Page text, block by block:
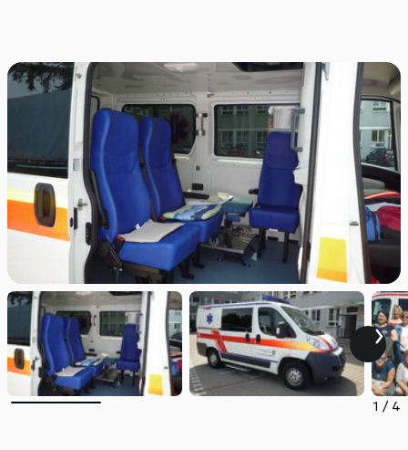
1 / 4